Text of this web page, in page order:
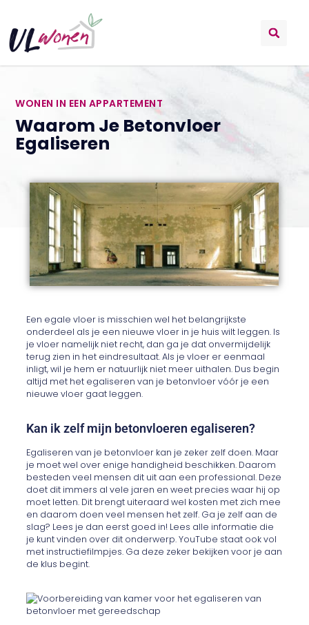
WONEN IN EEN APPARTEMENT
Waarom Je Betonvloer
Egaliseren
Een egale vloer is misschien wel het belangrijkste
onderdeel als je een nieuwe vloer in je huis wilt leggen. Is
je vloer namelijk niet recht, dan ga je dat onvermijdelijk
terug zien in het eindresultaat. Als je vloer er eenmaal
inligt, wil je hem er natuurlijk niet meer uithalen. Dus begin
altijd met het egaliseren van je betonvloer vóór je een
nieuwe vloer gaat leggen.
Kan ik zelf mijn betonvloeren egaliseren?
Egaliseren van je betonvloer kan je zeker zelf doen. Maar
je moet wel over enige handigheid beschikken. Daarom
besteden veel mensen dit uit aan een professional. Deze
doet dit immers al vele jaren en weet precies waar hij op
moet letten. Dit brengt uiteraard wel kosten met zich mee
en daarom doen veel mensen het zelf. Ga je zelf aan de
slag? Lees je dan eerst goed in! Lees alle informatie die
je kunt vinden over dit onderwerp. YouTube staat ook vol
met instructiefilmpjes. Ga deze zeker bekijken voor je aan
de klus begint.